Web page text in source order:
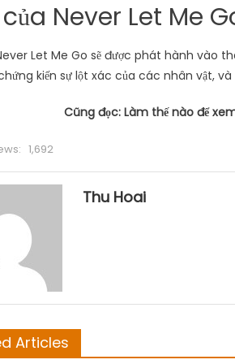
của Never Let Me
Let Me Go sẽ được phát hành vào
kiến ​​sự lột xác của các nhân vật,
Cũng đọc: Làm thế nào để
1,692
Thu Hoai
Articles